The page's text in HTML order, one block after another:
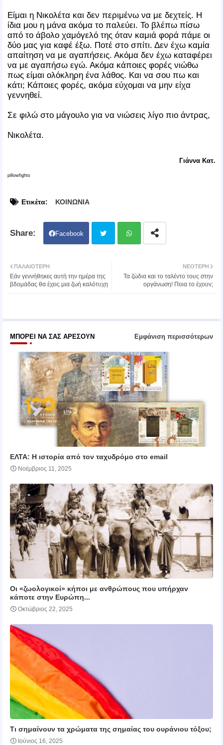
Είμαι η Νικολέτα και δεν περιμένω να με δεχτείς. Η
ίδια μου η μάνα ακόμα το παλεύει. Το βλέπω πίσω
από το άβολο χαμόγελό της όταν καμιά φορά πάμε οι
δύο μας για καφέ έξω. Ποτέ στο σπίτι. Δεν έχω καμία
απαίτηση να με αγαπήσεις. Ακόμα δεν έχω καταφέρει
να με αγαπήσω εγώ. Ακόμα κάποιες φορές νιώθω
πως είμαι ολόκληρη ένα λάθος. Και να σου πω και
κάτι; Κάποιες φορές, ακόμα εύχομαι να μην είχα
γεννηθεί.
Σε φιλώ στο μάγουλο για να νιώσεις λίγο πιο άντρας,
Νικολέτα.
Γιάννα Κατ.
pillowfights
Ετικέτα: ΚΟΙΝΩΝΙΑ
Facebook
ter atsa
ΝΕΌΤΕΡΗ
Τα ζώδια και το ταλέντο τους στην
οργάνωση! Ποια το έχουν;
ΠΑΛΑΙΌΤΕΡΗ
Εάν γεννήθηκες αυτή την ημέρα της
βδομάδας θα έχεις μια ζωή καλότυχη
ΜΠΟΡΕΊ ΝΑ ΣΑΣ ΑΡΈΣΟΥΝ Εμφάνιση περισσότερων
ΕΛΤΑ: Η ιστορία από τον ταχυδρόμο στο email
Νοέμβριος 11, 2025
Οι «ζωολογικοί» κήποι με ανθρώπους που υπήρχαν
κάποτε στην Ευρώπη...
Οκτώβριος 22, 2025
Τι σημαίνουν τα χρώματα της σημαίας του ουράνιου τόξου;
Ιούνιος 16, 2025